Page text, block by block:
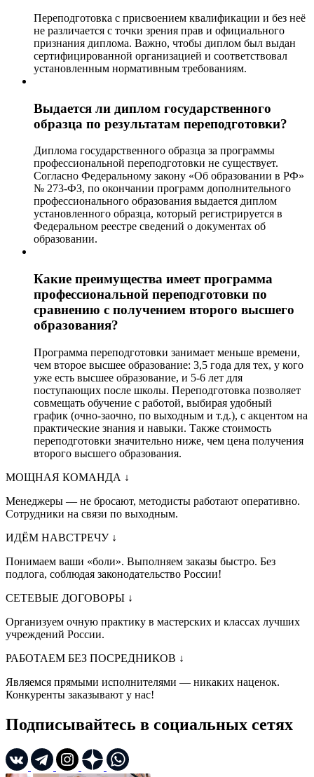
Переподготовка с присвоением квалификации и без неё
не различается с точки зрения прав и официального
признания диплома. Важно, чтобы диплом был выдан
сертифицированной организацией и соответствовал
установленным нормативным требованиям.
Выдается ли диплом государственного
образца по результатам переподготовки?
Диплома государственного образца за программы
профессиональной переподготовки не существует.
Согласно Федеральному закону «Об образовании в РФ»
№ 273-ФЗ, по окончании программ дополнительного
профессионального образования выдается диплом
установленного образца, который регистрируется в
Федеральном реестре сведений о документах об
образовании.
Какие преимущества имеет программа
профессиональной переподготовки по
сравнению с получением второго высшего
образования?
Программа переподготовки занимает меньше времени,
чем второе высшее образование: 3,5 года для тех, у кого
уже есть высшее образование, и 5-6 лет для
поступающих после школы. Переподготовка позволяет
совмещать обучение с работой, выбирая удобный
график (очно-заочно, по выходным и т.д.), с акцентом на
практические знания и навыки. Также стоимость
переподготовки значительно ниже, чем цена получения
второго высшего образования.
МОЩНАЯ КОМАНДА ↓
Менеджеры — не бросают, методисты работают оперативно.
Сотрудники на связи по выходным.
ИДЁМ НАВСТРЕЧУ ↓
Понимаем ваши «боли». Выполняем заказы быстро. Без
подлога, соблюдая законодательство России!
СЕТЕВЫЕ ДОГОВОРЫ ↓
Организуем очную практику в мастерских и классах лучших
учреждений России.
РАБОТАЕМ БЕЗ ПОСРЕДНИКОВ ↓
Являемся прямыми исполнителями — никаких наценок.
Конкуренты заказывают у нас!
Подписывайтесь в социальных сетях